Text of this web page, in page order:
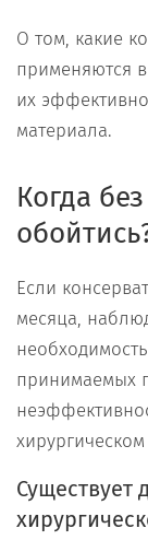
О том, какие
применяются
их
материала.
Когда
Если
месяца,
принимаемых
Существует